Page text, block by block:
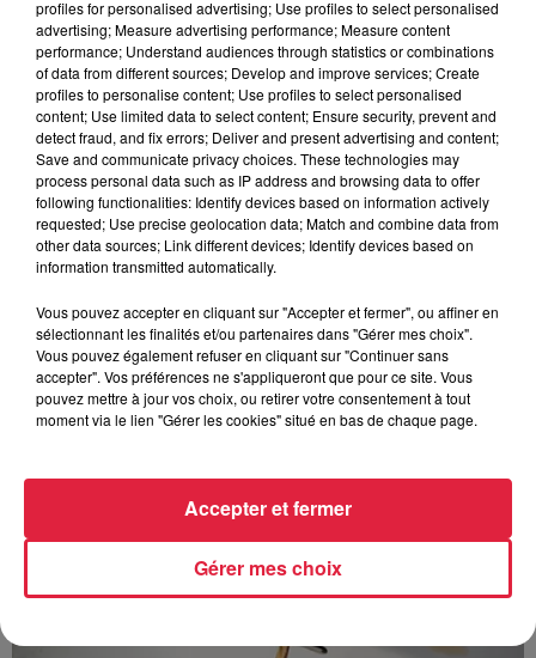
6 août 2026
Tags antisémites à Strasbourg :
Catherine Trautmann réagit
6 août 2026
Au zoo de Mulhouse : rencontre
avec les flamants rouges
profiles for personalised advertising; Use profiles to select personalised
advertising; Measure advertising performance; Measure content
performance; Understand audiences through statistics or combinations
of data from different sources; Develop and improve services; Create
profiles to personalise content; Use profiles to select personalised
content; Use limited data to select content; Ensure security, prevent and
detect fraud, and fix errors; Deliver and present advertising and content;
Save and communicate privacy choices. These technologies may
process personal data such as IP address and browsing data to offer
following functionalities: Identify devices based on information actively
requested; Use precise geolocation data; Match and combine data from
other data sources; Link different devices; Identify devices based on
information transmitted automatically.
Vous pouvez accepter en cliquant sur "Accepter et fermer", ou affiner en
sélectionnant les finalités et/ou partenaires dans "Gérer mes choix".
Vous pouvez également refuser en cliquant sur "Continuer sans
accepter". Vos préférences ne s'appliqueront que pour ce site. Vous
pouvez mettre à jour vos choix, ou retirer votre consentement à tout
moment via le lien "Gérer les cookies" situé en bas de chaque page.
Gérer mes choix
Accepter et fermer